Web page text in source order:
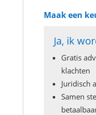
Maak een
Ja, ik
Gratis
klachten
Juridisch
Samen